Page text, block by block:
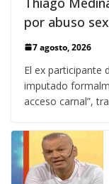
por abuso
7 agosto, 2026
El ex participante
imputado
acceso carnal”,